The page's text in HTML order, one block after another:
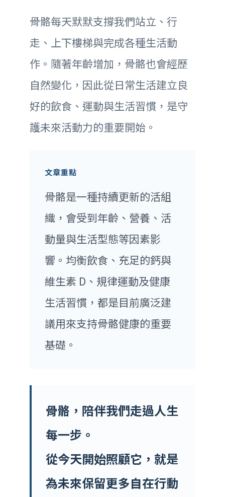
骨骼每天默默支撐我們站立、行
走、上下樓梯與完成各種生活動
作。隨著年齡增加，骨骼也會經歷
自然變化，因此從日常生活建立良
好的飲食、運動與生活習慣，是守
護未來活動力的重要開始。
文章重點
骨骼是一種持續更新的活組
織，會受到年齡、營養、活
動量與生活型態等因素影
響。均衡飲食、充足的鈣與
維生素 D、規律運動及健康
生活習慣，都是目前廣泛建
議用來支持骨骼健康的重要
基礎。
骨骼，陪伴我們走過人生
每一步。
從今天開始照顧它，就是
為未來保留更多自在行動